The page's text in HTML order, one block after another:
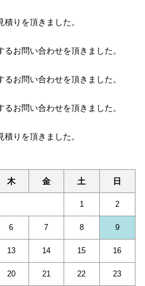
りを頂きました。
お問い合わせを頂きました。
お問い合わせを頂きました。
お問い合わせを頂きました。
りを頂きました。
木 金 土 日
1 2
6 7 8 9
13 14 15 16
20 21 22 23